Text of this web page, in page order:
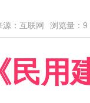
源：互联网 浏览量： 9
民